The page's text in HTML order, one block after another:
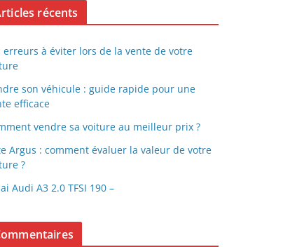
récents
erreurs à éviter lors de la vente de votre
son véhicule : guide rapide pour une
efficace
vendre sa voiture au meilleur prix ?
Argus : comment évaluer la valeur de votre
?
Audi A3 2.0 TFSI 190 –